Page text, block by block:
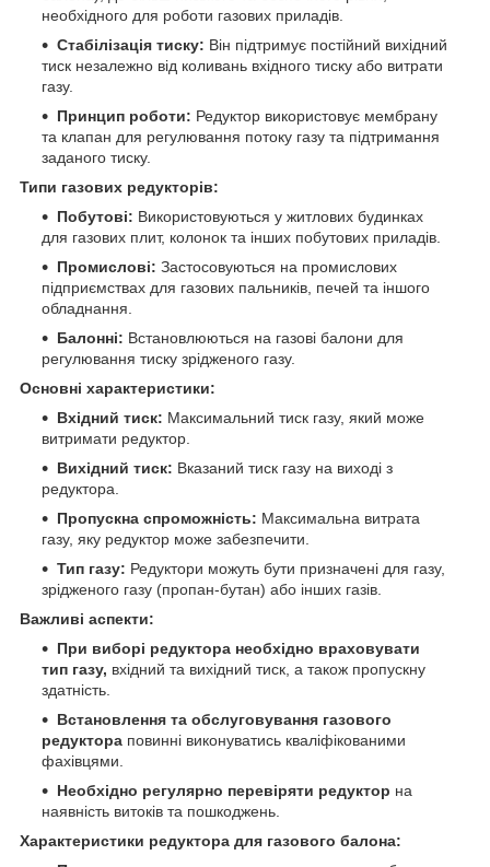
необхідного для роботи газових приладів.
Стабілізація тиску: Він підтримує постійний вихідний
тиск незалежно від коливань вхідного тиску або витрати
газу.
Принцип роботи: Редуктор використовує мембрану
та клапан для регулювання потоку газу та підтримання
заданого тиску.
Типи газових редукторів:
Побутові: Використовуються у житлових будинках
для газових плит, колонок та інших побутових приладів.
Промислові: Застосовуються на промислових
підприємствах для газових пальників, печей та іншого
обладнання.
Балонні: Встановлюються на газові балони для
регулювання тиску зрідженого газу.
Основні характеристики:
Вхідний тиск: Максимальний тиск газу, який може
витримати редуктор.
Вихідний тиск: Вказаний тиск газу на виході з
редуктора.
Пропускна спроможність: Максимальна витрата
газу, яку редуктор може забезпечити.
Тип газу: Редуктори можуть бути призначені для газу,
зрідженого газу (пропан-бутан) або інших газів.
Важливі аспекти:
При виборі редуктора необхідно враховувати
тип газу, вхідний та вихідний тиск, а також пропускну
здатність.
Встановлення та обслуговування газового
редуктора повинні виконуватись кваліфікованими
фахівцями.
Необхідно регулярно перевіряти редуктор на
наявність витоків та пошкоджень.
Характеристики редуктора для газового балона: